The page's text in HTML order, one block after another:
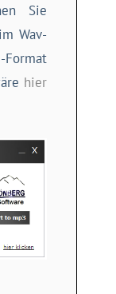
Sie
Wav-
Format
hier